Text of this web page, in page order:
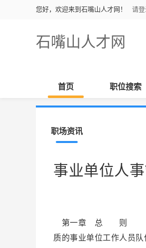
您好，欢迎来到石嘴山人才网！ 请
石嘴山人才网
首页 职位搜索
职场资讯
事业单位人
第一章 总 则 第一条
质的事业单位工作人员